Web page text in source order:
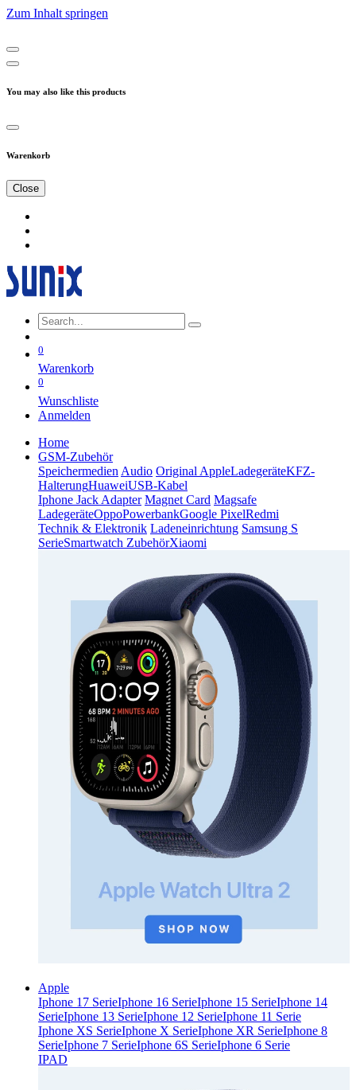
Zum Inhalt springen
You may also like this products
Warenkorb
Close
0
Warenkorb
0
Wunschliste
Anmelden
Home
GSM-Zubehör
Speichermedien Audio Original AppleLadegeräteKFZ-
HalterungHuaweiUSB-Kabel
Iphone Jack Adapter Magnet Card Magsafe
LadegeräteOppoPowerbankGoogle PixelRedmi
Technik & Elektronik Ladeneinrichtung Samsung S
SerieSmartwatch ZubehörXiaomi
Apple
Iphone 17 SerieIphone 16 SerieIphone 15 SerieIphone 14
SerieIphone 13 SerieIphone 12 SerieIphone 11 Serie
Iphone XS SerieIphone X SerieIphone XR SerieIphone 8
SerieIphone 7 SerieIphone 6S SerieIphone 6 Serie
IPAD